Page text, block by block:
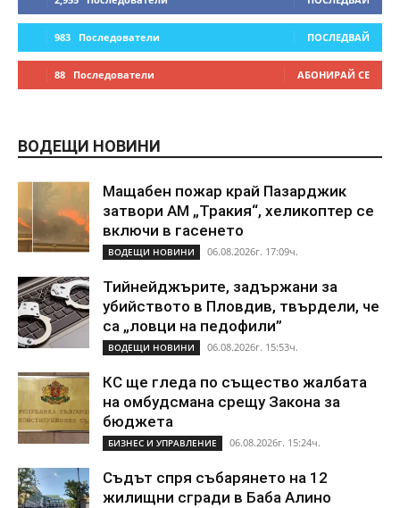
983 Последователи ПОСЛЕДВАЙ
88 Последователи АБОНИРАЙ СЕ
ВОДЕЩИ НОВИНИ
Мащабен пожар край Пазарджик
затвори АМ „Тракия“, хеликоптер се
включи в гасенето
ВОДЕЩИ НОВИНИ 06.08.2026г. 17:09ч.
Тийнейджърите, задържани за
убийството в Пловдив, твърдели, че
са „ловци на педофили”
ВОДЕЩИ НОВИНИ 06.08.2026г. 15:53ч.
КС ще гледа по същество жалбата
на омбудсмана срещу Закона за
бюджета
БИЗНЕС И УПРАВЛЕНИЕ 06.08.2026г. 15:24ч.
Съдът спря събарянето на 12
жилищни сгради в Баба Алино